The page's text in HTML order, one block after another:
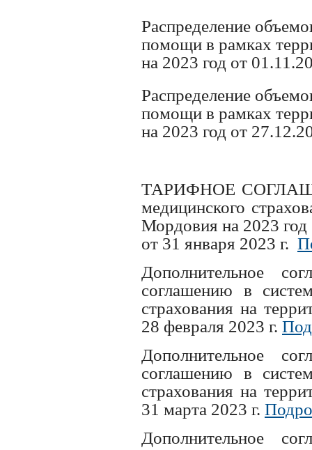
Распределение
помощи в рамках
на 2023 год от
Распределение
помощи в рамках
на 2023 год от
ТАРИФНОЕ
медицинского
Мордовия на 2023 год
от 31 января 2023 г.
Дополнительное
соглашению в
страхования на
28 февраля 2023 г.
Дополнительное
соглашению в
страхования на
31 марта 2023 г.
Дополнительное